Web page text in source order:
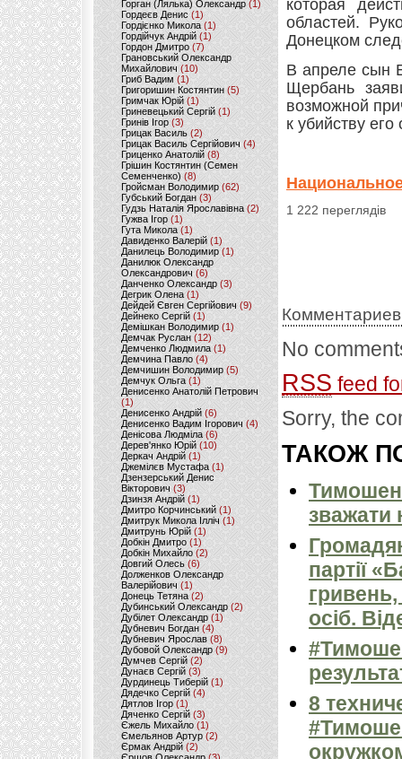
Горган (Лялька) Олександр(1)
Гордеєв Денис (1)
Гордієнко Микола (1)
Гордійчук Андрій (1)
Гордон Дмитро (7)
Грановський Олександр
Михайлович (10)
Гриб Вадим (1)
Григоришин Костянтин (5)
Гримчак Юрій(1)
Гриневецький Сергій(1)
Гринів Ігор (3)
Грицак Василь (2)
Грицак Василь Сергійович (4)
Гриценко Анатолій (8)
Грішин Костянтин (Семен
Семенченко)(8)
Гройсман Володимир(62)
Губський Богдан (3)
Гудзь Наталія Ярославівна(2)
Гужва Ігор (1)
Гута Микола (1)
Давиденко Валерій (1)
Данилець Володимир(1)
Данилюк Олександр
Олександрович (6)
Данченко Олександр (3)
Дегрик Олена(1)
Дейдей Євген Сергійович(9)
Дейнеко Сергій (1)
Демішкан Володимир(1)
Демчак Руслан (12)
Демченко Людмила (1)
Демчина Павло (4)
Демчишин Володимир (5)
Демчук Ольга(1)
Денисенко Анатолій Петрович
(1)
Денисенко Андрій (6)
Денисенко Вадим Ігорович (4)
Денісова Людміла(6)
Дерев'янко Юрій(10)
Деркач Андрій(1)
Джемілєв Мустафа (1)
Дзензерський Денис
Вікторович (3)
Дзинзя Андрій (1)
Дмитро Корчинський (1)
Дмитрук Микола Ілліч (1)
Дмитрунь Юрій (1)
Добкін Дмитро(1)
Добкін Михайло (2)
Довгий Олесь (6)
Долженков Олександр
Валерійович (1)
Донець Тетяна (2)
Дубинський Олександр(2)
Дубілет Олександр (1)
Дубневич Богдан (4)
Дубневич Ярослав (8)
Дубовой Олександр(9)
Думчев Сергій (2)
Дунаєв Сергій(3)
Дурдинець Тиберій (1)
Дядечко Сергій (4)
Дятлов Ігор (1)
Дяченко Сергій (3)
Єжель Михайло (1)
Ємельянов Артур (2)
Єрмак Андрій (2)
которая
областей.
Донецком
В апреле сын
Щербань
возможной
к убийству его
1 222 переглядів
No
RSS feed
Sorry, the
ТАКОЖ
зважати
партії
осіб.
8